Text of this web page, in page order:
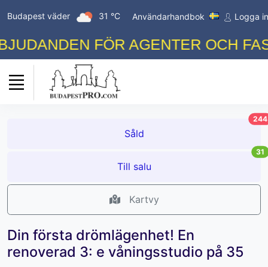
Budapest väder 31 °C Användarhandbok Logga in
FÖR AGENTER OCH
Såld
244
Till salu
31
Kartvy
Din första drömlägenhet! En
renoverad 3: e våningsstudio på 35